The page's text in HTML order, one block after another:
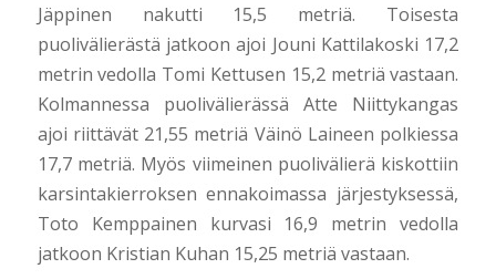
Jäppinen nakutti 15,5 metriä. Toisesta
puolivälierästä jatkoon ajoi Jouni Kattilakoski 17,2
metrin vedolla Tomi Kettusen 15,2 metriä vastaan.
Kolmannessa puolivälierässä Atte Niittykangas
ajoi riittävät 21,55 metriä Väinö Laineen polkiessa
17,7 metriä. Myös viimeinen puolivälierä kiskottiin
karsintakierroksen ennakoimassa järjestyksessä,
Toto Kemppainen kurvasi 16,9 metrin vedolla
jatkoon Kristian Kuhan 15,25 metriä vastaan.